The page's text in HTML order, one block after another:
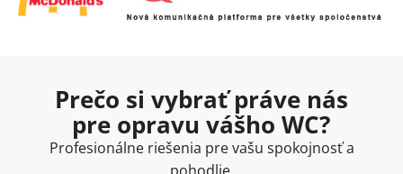
Prečo si vybrať práve nás
pre opravu vášho WC?
Profesionálne riešenia pre vašu spokojnosť a